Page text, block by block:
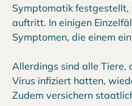
Symptomatik festgestellt,
auftritt. In einigen
Symptomen, die einem
Allerdings sind alle Tiere,
Virus infiziert hatten,
Zudem versichern